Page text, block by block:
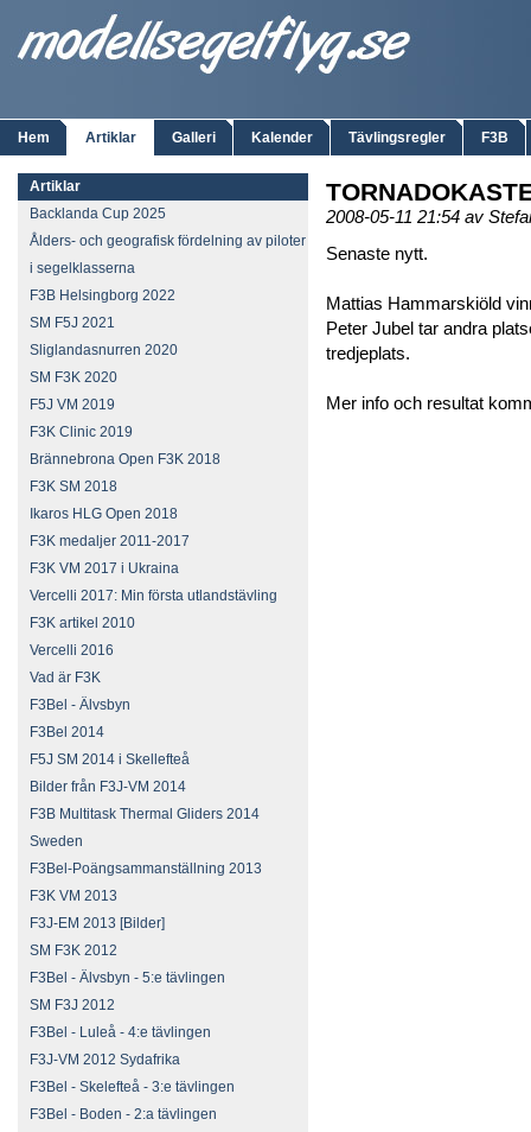
Hem Artiklar Galleri Kalender Tävlingsregler F3B
Artiklar
Backlanda Cup 2025
Ålders- och geografisk fördelning av piloter
i segelklasserna
F3B Helsingborg 2022
SM F5J 2021
Sliglandasnurren 2020
SM F3K 2020
F5J VM 2019
F3K Clinic 2019
Brännebrona Open F3K 2018
F3K SM 2018
Ikaros HLG Open 2018
F3K medaljer 2011-2017
F3K VM 2017 i Ukraina
Vercelli 2017: Min första utlandstävling
F3K artikel 2010
Vercelli 2016
Vad är F3K
F3Bel - Älvsbyn
F3Bel 2014
F5J SM 2014 i Skellefteå
Bilder från F3J-VM 2014
F3B Multitask Thermal Gliders 2014
Sweden
F3Bel-Poängsammanställning 2013
F3K VM 2013
F3J-EM 2013 [Bilder]
SM F3K 2012
F3Bel - Älvsbyn - 5:e tävlingen
SM F3J 2012
F3Bel - Luleå - 4:e tävlingen
F3J-VM 2012 Sydafrika
F3Bel - Skelefteå - 3:e tävlingen
F3Bel - Boden - 2:a tävlingen
2008-05-11 21:54 av
Senaste nytt.
Mattias Hammarskiöld
Peter Jubel tar andra
tredjeplats.
Mer info och resultat